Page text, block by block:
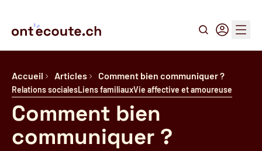
Recherche
Connexion
Menu
Accueil Articles Comment bien communiquer ?
Relations socialesLiens familiauxVie affective et amoureuse
Comment bien
communiquer ?